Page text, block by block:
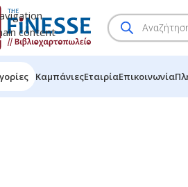
content
ΚαμπάνιεςΕταιρίαΕπικοινωνία
/SHOP